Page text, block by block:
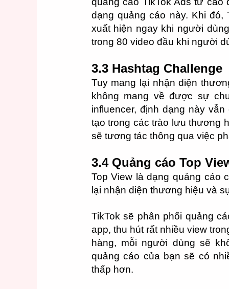
dạng quảng cáo này. Khi đó,
xuất hiện ngay khi người
trong 80 video đầu khi người
3.3 Hashtag Challenge
Tuy mang lại nhận diện
không mang về được sự
influencer, định dạng này
tạo trong các trào lưu thương
sẽ tương tác thông qua việc
3.4 Quảng cáo Top
Top View là dạng quảng cáo
lại nhận diện thương hiệu và
TikTok sẽ phân phối quảng
app, thu hút rất nhiều view
hàng, mỗi người dùng sẽ
quảng cáo của bạn sẽ có
thấp hơn.